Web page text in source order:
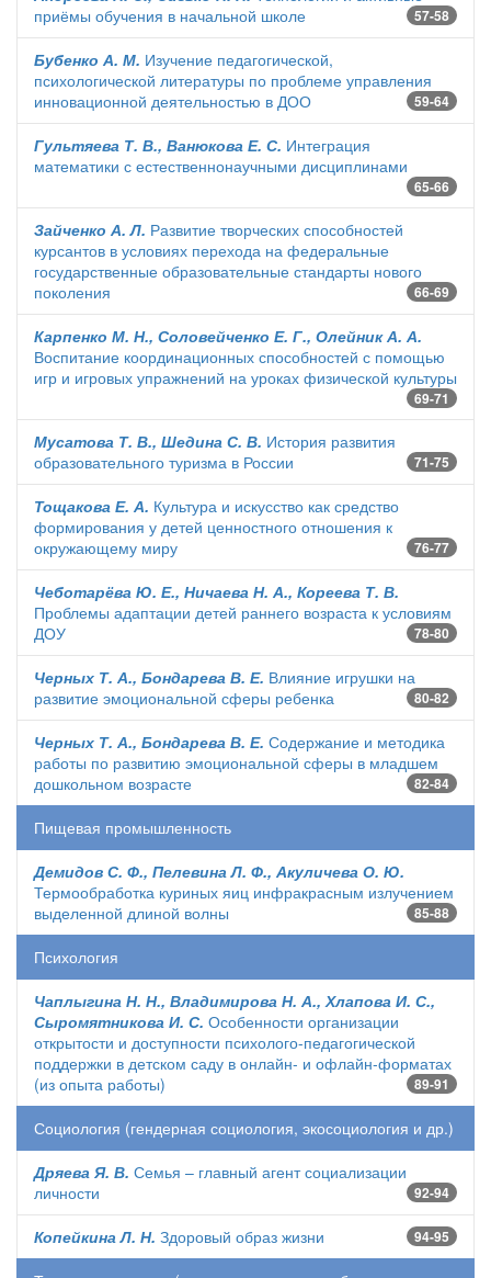
приёмы обучения в начальной школе
57-58
Бубенко А. М. Изучение педагогической,
психологической литературы по проблеме управления
инновационной деятельностью в ДОО
59-64
Гультяева Т. В., Ванюкова Е. С. Интеграция
математики с естественнонаучными дисциплинами
65-66
Зайченко А. Л. Развитие творческих способностей
курсантов в условиях перехода на федеральные
государственные образовательные стандарты нового
поколения
66-69
Карпенко М. Н., Соловейченко Е. Г., Олейник А. А.
Воспитание координационных способностей с помощью
игр и игровых упражнений на уроках физической культуры
69-71
Мусатова Т. В., Шедина С. В. История развития
образовательного туризма в России
71-75
Тощакова Е. А. Культура и искусство как средство
формирования у детей ценностного отношения к
окружающему миру
76-77
Чеботарёва Ю. Е., Ничаева Н. А., Кореева Т. В.
Проблемы адаптации детей раннего возраста к условиям
ДОУ
78-80
Черных Т. А., Бондарева В. Е. Влияние игрушки на
развитие эмоциональной сферы ребенка
80-82
Черных Т. А., Бондарева В. Е. Содержание и методика
работы по развитию эмоциональной сферы в младшем
дошкольном возрасте
82-84
Пищевая промышленность
Демидов С. Ф., Пелевина Л. Ф., Акуличева О. Ю.
Термообработка куриных яиц инфракрасным излучением
выделенной длиной волны
85-88
Психология
Чаплыгина Н. Н., Владимирова Н. А., Хлапова И. С.,
Сыромятникова И. С. Особенности организации
открытости и доступности психолого-педагогической
поддержки в детском саду в онлайн- и офлайн-форматах
(из опыта работы)
89-91
Социология (гендерная социология, экосоциология и др.)
Дряева Я. В. Семья – главный агент социализации
личности
92-94
Копейкина Л. Н. Здоровый образ жизни 94-95